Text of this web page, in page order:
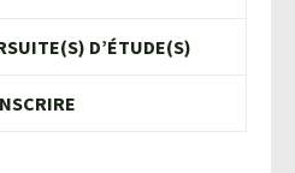
D’ÉTUDE(S)